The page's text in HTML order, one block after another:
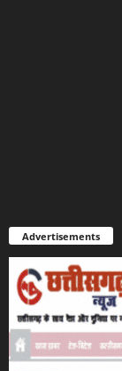
Advertisements